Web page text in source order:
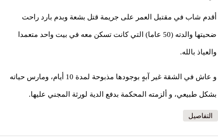
أقدم شاب في مقتبل العمر على جريمة قتل بشعة وبدم بارد راحت
ضحيتها والدته (50 عاما) التي كانت تسكن معه في بيت واحد متعمدا
والعياذ بالله.
و عاش في الشقة غير آبهٍ بوجودها مذبوحة لمدة 10 أيام، ومارس حياته
بشكل طبيعي، و ألزمته المحكمة بدفع الدية لورثة المجني عليها.
التفاصيل